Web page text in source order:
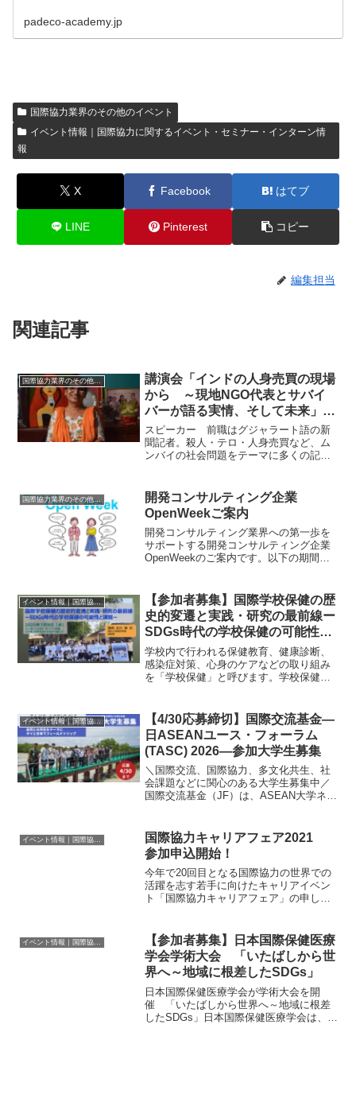
padeco-academy.jp
国際協力業界のその他のイベント
イベント情報｜国際協力に関するイベント・セミナー・インターン情
報
X Facebook はてブ
LINE Pinterest コピー
編集担当
関連記事
国際協力業界のその他のイベント
講演会「インドの人身売買の現場
から ～現地NGO代表とサバイ
バーが語る実情、そして未来」｜
国際協力業界イベント情報
スピーカー 前職はグジャラート語の新
聞記者。殺人・テロ・人身売買など、ム
ンバイの社会問題をテーマに多くの記事
あるバルクリシュナ・アチャルヤ氏が不
慮の事故で急逝したこ...
国際協力業界のその他のイベント
開発コンサルティング企業
OpenWeekご案内
開発コンサルティング業界への第一歩を
サポートする開発コンサルティング企業
OpenWeekのご案内です。以下の期間で
界への理解を深め、将来就職を希望する
学生・社会人を...
イベント情報｜国際協力に関するイベント・セミナー・インターン情報
【参加者募集】国際学校保健の歴
史的変遷と実践・研究の最前線ー
SDGs時代の学校保健の可能性と
課題ー
学校内で行われる保健教育、健康診断、
感染症対策、心身のケアなどの取り組み
を「学校保健」と呼びます。学校保健
育・保健・福祉の連携を通じて、SDGsの
中でも特に、目標3（すべ...
イベント情報｜国際協力に関するイベント・セミナー・インターン情報
【4/30応募締切】国際交流基金―
日ASEANユース・フォーラム
(TASC) 2026―参加大学生募集
＼国際交流、国際協力、多文化共生、社
会課題などに関心のある大学生募集中／
国際交流基金（JF）は、ASEAN大学ネッ
若者間の相互理解を深めるための交流事
業を実施します...
イベント情報｜国際協力に関するイベント・セミナー・インターン情報
国際協力キャリアフェア2021
参加申込開始！
今年で20回目となる国際協力の世界での
活躍を志す若手に向けたキャリアイベン
ト「国際協力キャリアフェア」の申し込
10:00~18:00場所：オンライン参加費：無
料（要事前...
イベント情報｜国際協力に関するイベント・セミナー・インターン情報
【参加者募集】日本国際保健医療
学会学術大会 「いたばしから世
界へ～地域に根差したSDGs」
日本国際保健医療学会が学術大会を開
催 「いたばしから世界へ～地域に根差
したSDGs」日本国際保健医療学会は、